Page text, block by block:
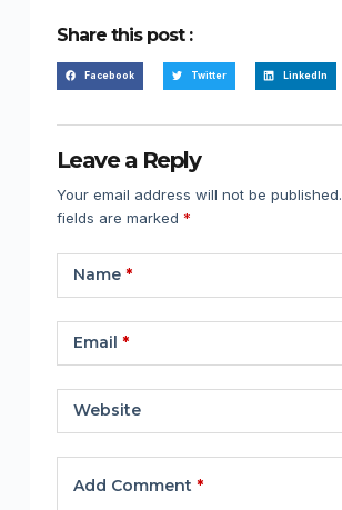
Share this post :
Facebook Twitter LinkedIn
Leave a Reply
Your email address will not be published.
fields are marked *
Name*
Email *
Website
Add Comment *